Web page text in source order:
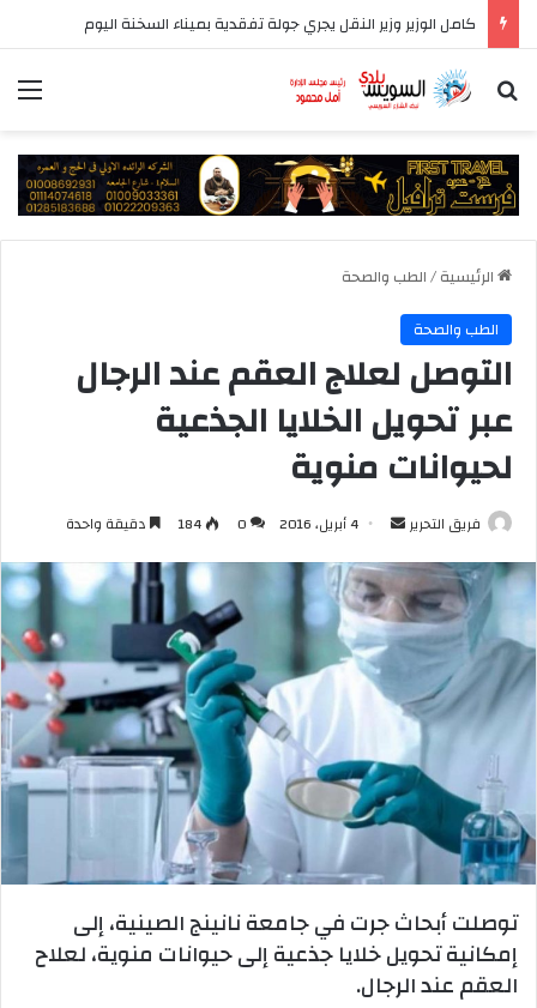
كامل الوزير وزير النقل يجري جولة تفقدية بميناء السخنة اليوم
بحث عن
الرئيسية/الطب والصحة
الطب والصحة
التوصل لعلاج العقم عند الرجال
عبر تحويل الخلايا الجذعية
لحيوانات منوية
فريق التحرير
أرسل
إلكترونيا
4 أبريل، 2016 0
184 دقيقة واحدة
توصلت أبحاث جرت في جامعة نانينج الصينية، إلى
إمكانية تحويل خلايا جذعية إلى حيوانات منوية، لعلاح
العقم عند الرجال.